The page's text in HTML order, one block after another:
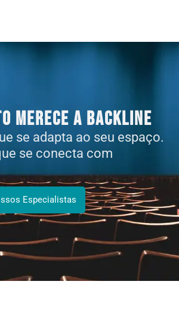
Merece a Backline
se adapta ao seu espaço.
se conecta com
Especialistas